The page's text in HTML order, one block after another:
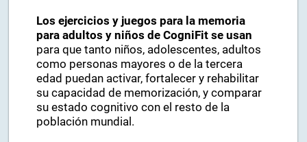
Los ejercicios y juegos para la memoria
para adultos y niños de CogniFit se usan
para que tanto niños, adolescentes, adultos
como personas mayores o de la tercera
edad puedan activar, fortalecer y rehabilitar
su capacidad de memorización, y comparar
su estado cognitivo con el resto de la
población mundial.